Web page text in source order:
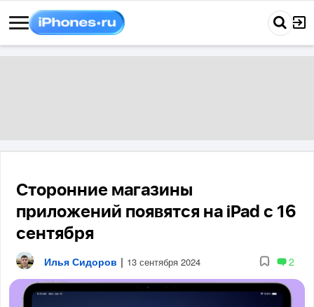
Сторонние магазины
приложений появятся на iPad с 16
сентября
Илья Сидоров | 13 сентября 2024 2